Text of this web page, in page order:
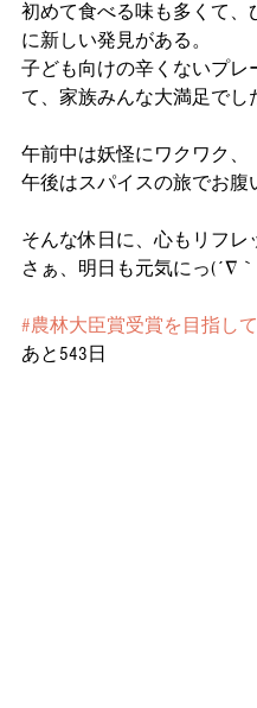
初めて食べる味も多くて、
に新しい発見がある。
子ども向けの辛くないプレ
て、家族みんな大満足でし
午前中は妖怪にワクワク、
午後はスパイスの旅でお腹
そんな休日に、心もリフレ
さぁ、明日も元気にっ(´∇｀
#農林大臣賞受賞を目指して
あと543日